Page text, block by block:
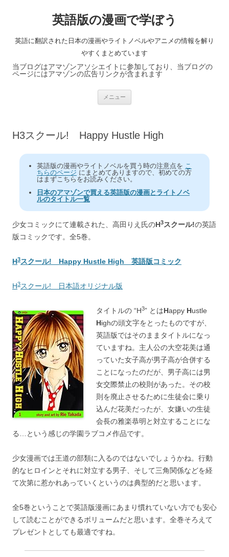
英語版の漫画で学ぼう
英語に翻訳された日本の漫画やライトノベルやアニメの情報を解り
やすくまとめています
当ブログはアマゾンアソシエイトに参加しており、当ブログの
ページにはアマゾンの広告リンクが含まれます
メニュー
ス
H3スクール! Happy Hustle High
英語版の漫画やライトノベルを買う時の注意点を こ
ちらのページ にまとめてありますので、初めての方
はまずこちらをお読みください。
日本のアマゾンで買える英語版の漫画とライトノベ
ルのタイトル一覧
少女コミックにて連載された、高田りえ氏のH3スクール!の英語
版コミックです。全5巻。
H3スクール! Happy Hustle High 英語版コミック
H3スクール! 日本語オリジナル版
タイトルの “H3” とはHappy Hustle
Highの頭文字をとったものですが、
英語版ではそのままタイトルになっ
ていますね。主人公の大空花美は通
っていた女子高が男子高が合併する
ことになったのだが、男子高には男
女交際禁止の校則があった。その校
則を廃止させるために生徒会に乗り
込んだ花美だったが、女嫌いの生徒
会長の雅楽恭明と対立することにな
る…という感じの学園ラブコメ作品です。
少女漫画では王道の部類に入るのではないでしょうかね。行動
的なヒロインとそれに対立する男子、そして三角関係などを経
て次第に惹かれあっていくというのは典型的だと思います。
全5巻ということで英語版漫画にあまり慣れていない方でも安心
して読むことができるボリュームだと思います。全巻そろえて
プレゼントとしても最適ですね。